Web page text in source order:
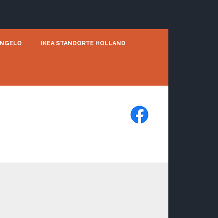
IKEA STANDORTE HOLLAND